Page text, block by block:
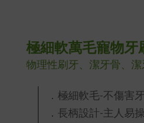
極細軟萬毛寵物牙
物理性刷牙、潔牙骨、
．極細軟毛-不傷害
．長柄設計-主人易